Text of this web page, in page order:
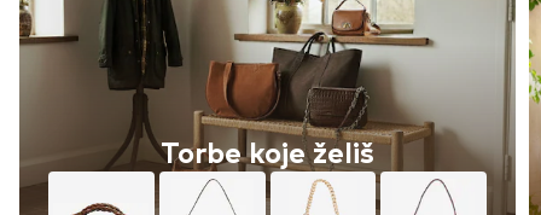
Torbe koje želiš